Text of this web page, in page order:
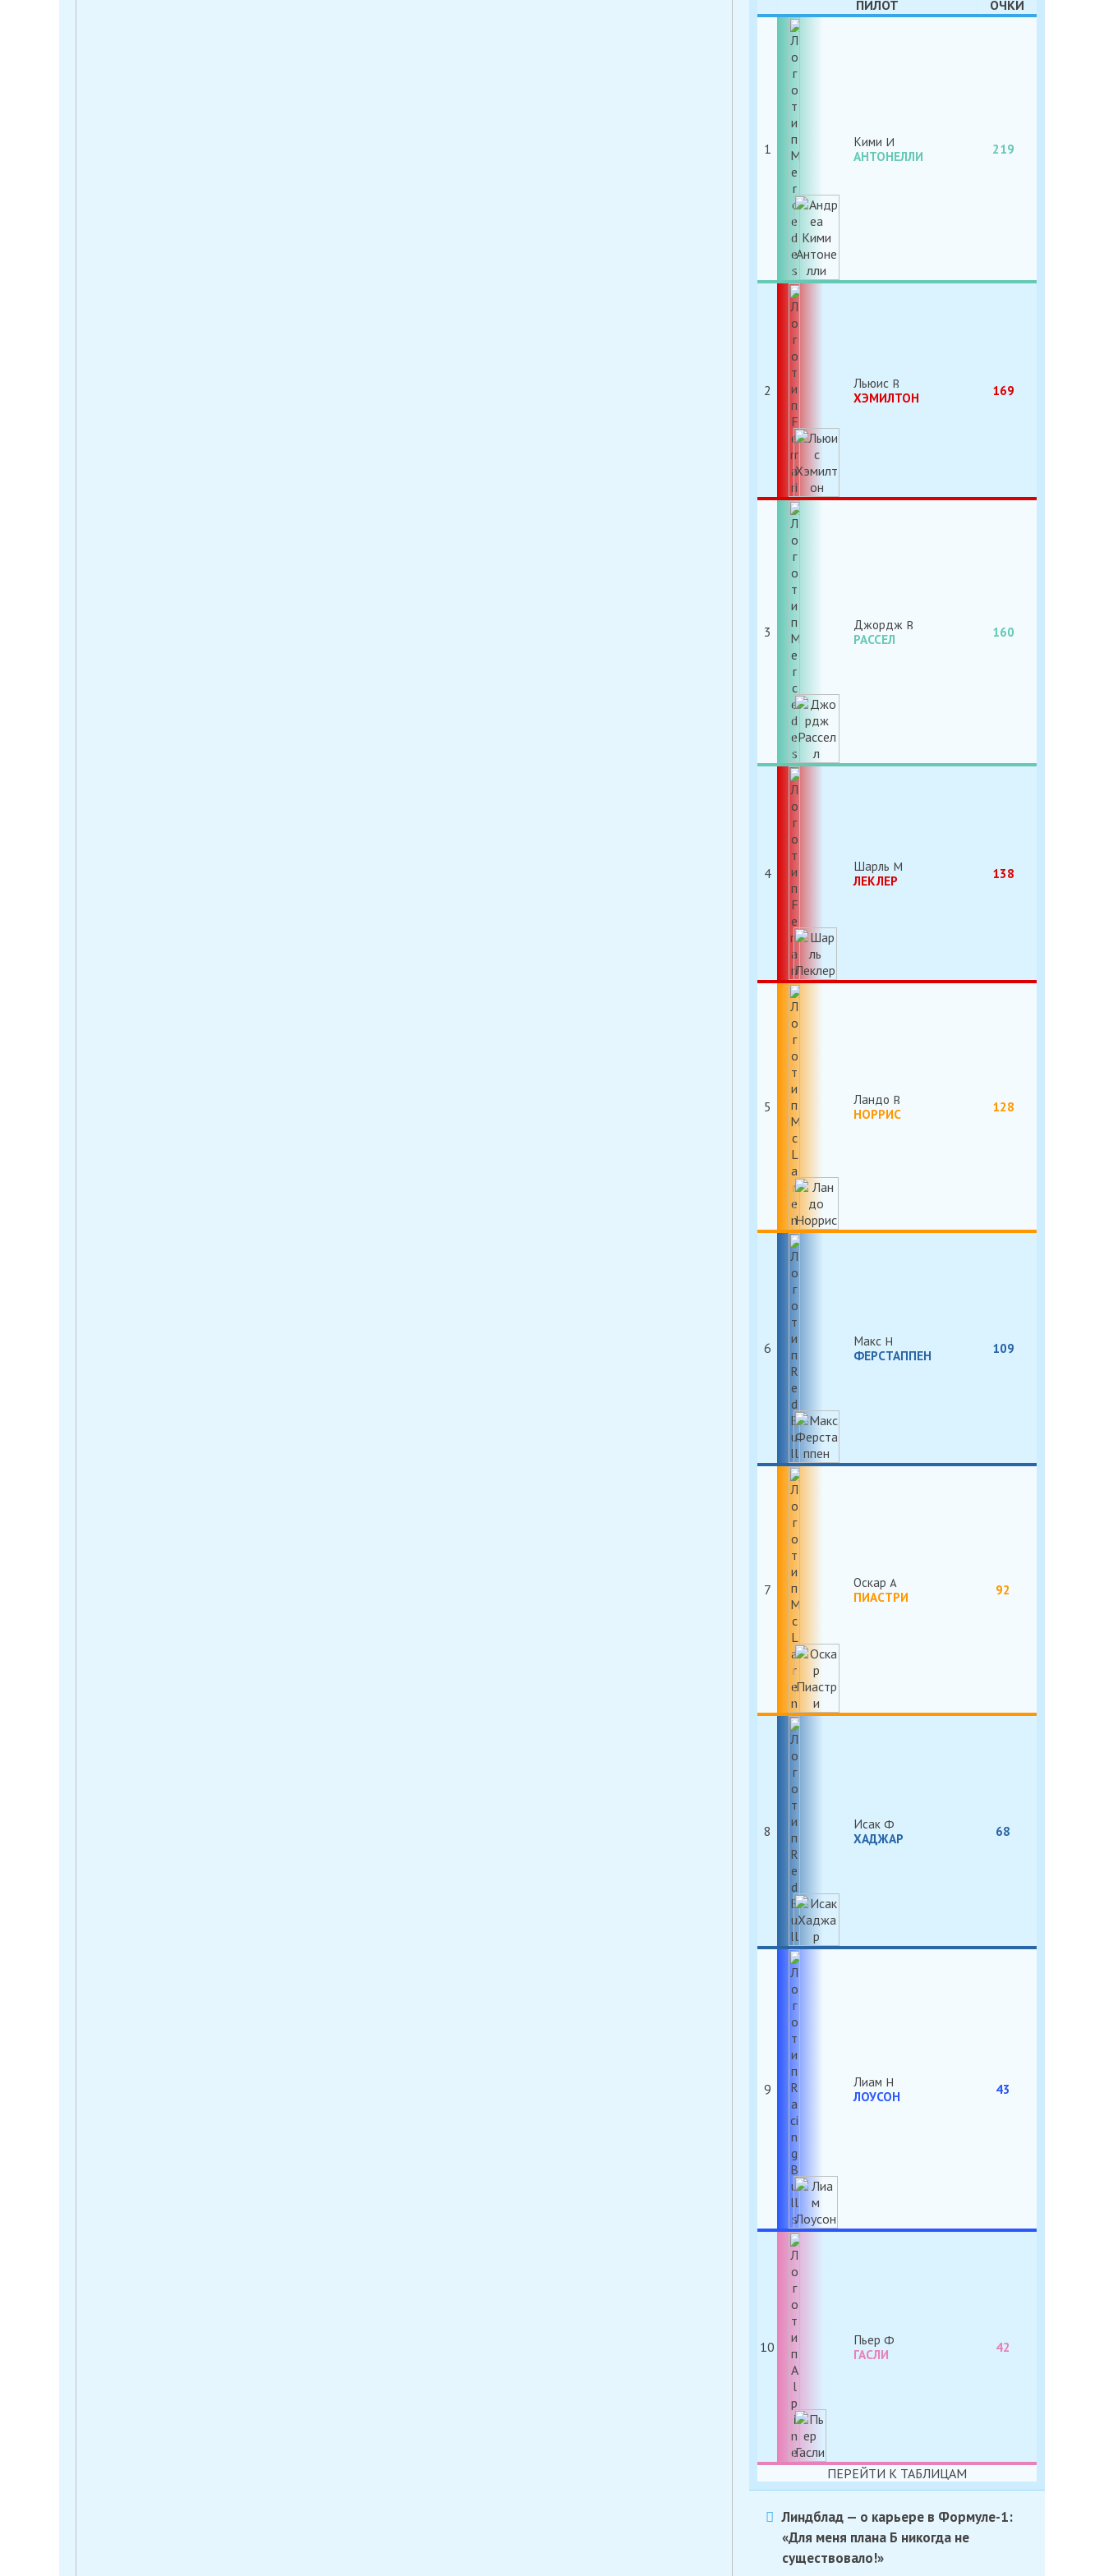
ПИЛОТ ОЧКИ
1
Кими
АНТОНЕЛЛИ
219
2
Льюис
ХЭМИЛТОН
169
3
Джордж
РАССЕЛ
160
4
Шарль
ЛЕКЛЕР
138
5
Ландо
НОРРИС
128
6
Макс
ФЕРСТАППЕН
109
7
Оскар
ПИАСТРИ
92
8
Исак
ХАДЖАР
68
9
Лиам
ЛОУСОН
43
10
Пьер
ГАСЛИ
42
ПЕРЕЙТИ К ТАБЛИЦАМ
Линдблад — о карьере в Формуле-1:
«Для меня плана Б никогда не
существовало!»